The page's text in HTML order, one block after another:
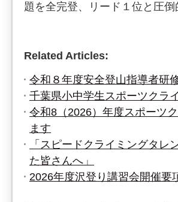
題を全完登、リード１位と圧
Related Articles:
令和８年度安全登山指導者研
千葉県小中学生スポーツクラ
令和8（2026）年度スポーツ
ます
「スピードクライミングタ
た皆さんへ」
2026年度沢登り講習会開催要